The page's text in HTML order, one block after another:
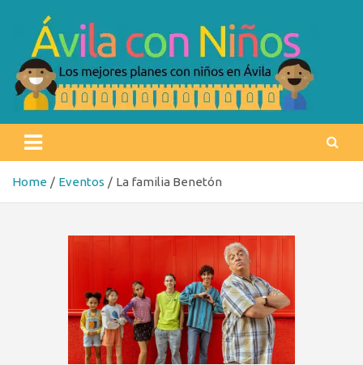
content
Ávila con niños
Home Eventos La familia Benetón